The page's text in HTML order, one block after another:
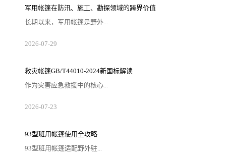
军用帐篷在防汛、施工、勘探领域的跨界价值
长期以来，军用帐篷是野外...
2026-07-29
救灾帐篷GB/T44010-2024新国标解读
作为灾害应急救援中的核心...
2026-07-23
93型班用帐篷使用全攻略
93型班用帐篷适配野外驻...